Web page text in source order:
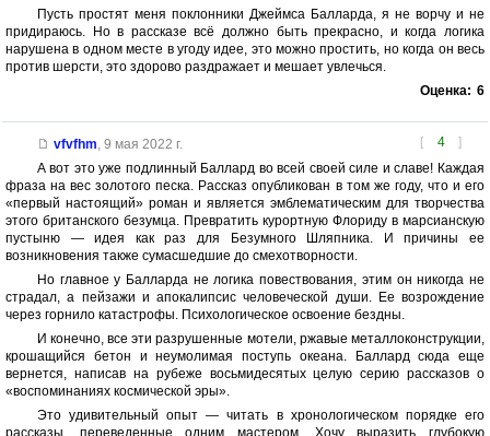
Пусть простят меня поклонники Джеймса Балларда, я не ворчу и не
придираюсь. Но в рассказе всё должно быть прекрасно, и когда логика
нарушена в одном месте в угоду идее, это можно простить, но когда он весь
против шерсти, это здорово раздражает и мешает увлечься.
Оценка: 6
[ 4 ]
vfvfhm, 9 мая 2022 г.
А вот это уже подлинный Баллард во всей своей силе и славе! Каждая
фраза на вес золотого песка. Рассказ опубликован в том же году, что и его
«первый настоящий» роман и является эмблематическим для творчества
этого британского безумца. Превратить курортную Флориду в марсианскую
пустыню — идея как раз для Безумного Шляпника. И причины ее
возникновения также сумасшедшие до смехотворности.
Но главное у Балларда не логика повествования, этим он никогда не
страдал, а пейзажи и апокалипсис человеческой души. Ее возрождение
через горнило катастрофы. Психологическое освоение бездны.
И конечно, все эти разрушенные мотели, ржавые металлоконструкции,
крошащийся бетон и неумолимая поступь океана. Баллард сюда еще
вернется, написав на рубеже восьмидесятых целую серию рассказов о
«воспоминаниях космической эры».
Это удивительный опыт — читать в хронологическом порядке его
рассказы, переведенные одним мастером. Хочу выразить глубокую